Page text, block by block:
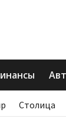
Столица